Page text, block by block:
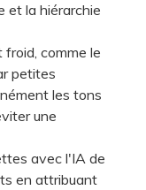
et la hiérarchie
comme le
petites
les tons
une
avec l'IA de
en attribuant